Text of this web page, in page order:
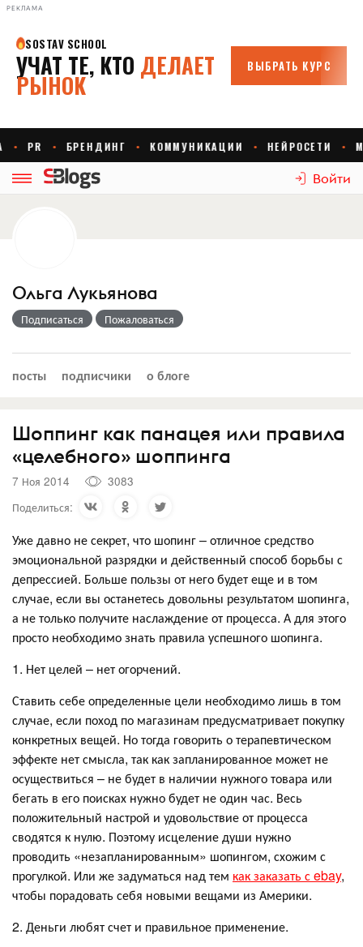
РЕКЛАМА
Войти
Ольга Лукьянова
Подписаться Пожаловаться
посты подписчики о блоге
Шоппинг как панацея или правила
«целебного» шоппинга
7 Ноя 2014
3083
Поделиться:
Уже давно не секрет, что шопинг – отличное средство
эмоциональной разрядки и действенный способ борьбы с
депрессией. Больше пользы от него будет еще и в том
случае, если вы останетесь довольны результатом шопинга,
а не только получите наслаждение от процесса. А для этого
просто необходимо знать правила успешного шопинга.
1. Нет целей – нет огорчений.
Ставить себе определенные цели необходимо лишь в том
случае, если поход по магазинам предусматривает покупку
конкретных вещей. Но тогда говорить о терапевтическом
эффекте нет смысла, так как запланированное может не
осуществиться – не будет в наличии нужного товара или
бегать в его поисках нужно будет не один час. Весь
положительный настрой и удовольствие от процесса
сводятся к нулю. Поэтому исцеление души нужно
проводить «незапланированным» шопингом, схожим с
прогулкой. Или же задуматься над тем как заказать с ebay,
чтобы порадовать себя новыми вещами из Америки.
2. Деньги любят счет и правильное применение.